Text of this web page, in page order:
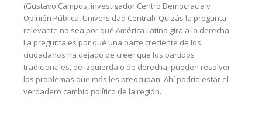
(Gustavo Campos, investigador Centro Democracia y
Opinión Pública, Universidad Central): Quizás la pregunta
relevante no sea por qué América Latina gira a la derecha.
La pregunta es por qué una parte creciente de los
ciudadanos ha dejado de creer que los partidos
tradicionales, de izquierda o de derecha, pueden resolver
los problemas que más les preocupan. Ahí podría estar el
verdadero cambio político de la región.